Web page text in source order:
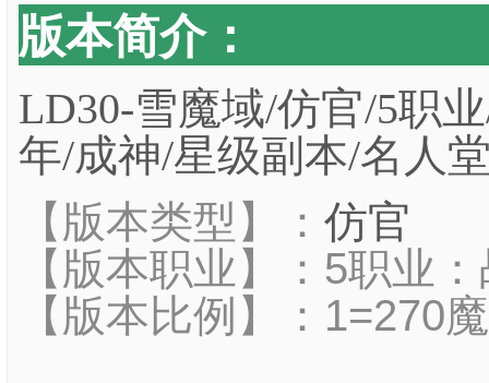
版本简介：
LD30-雪魔域/仿官/5职
年/成神/星级副本/名人
【版本类型】： 仿官
【版本职业】：5职业
【版本比例】：1=270